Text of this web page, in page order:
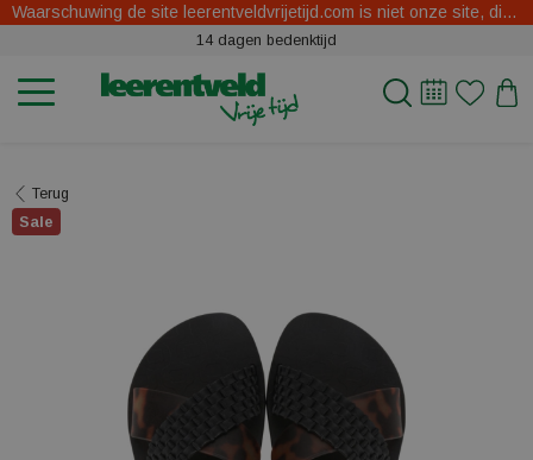
Waarschuwing de site leerentveldvrijetijd.com is niet onze site, dit zijn oplichters.
14 dagen bedenktijd
Terug
Sale